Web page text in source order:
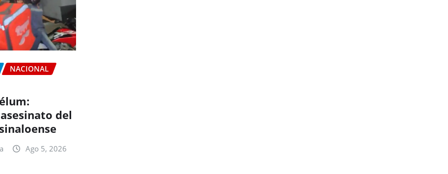
NACIONAL
del
Ago 5, 2026